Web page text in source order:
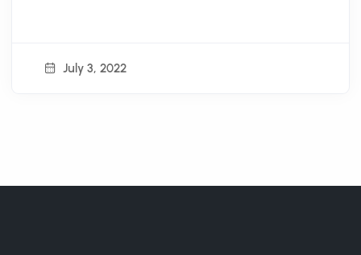
July 3, 2022